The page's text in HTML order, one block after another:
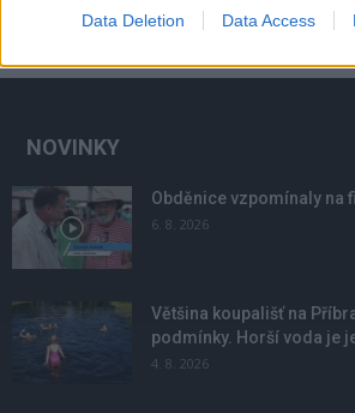
Data Deletion Data Access
NOVINKY
Obděnice vzpomínaly na
6. 8. 2026
Většina koupališť na
podmínky. Horší voda je
4. 8. 2026